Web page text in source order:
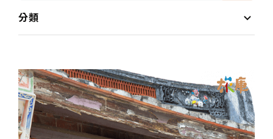
小旅行及主題導覽
其他活動
分類